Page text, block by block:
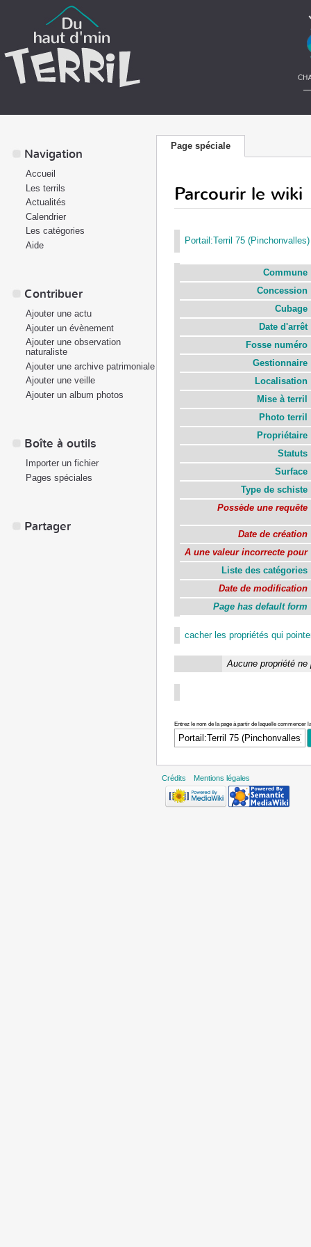
Page spéciale
Parcourir le wiki
Portail:Terril 75 (Pinchonvalles)
Commune
Concession
Cubage
Date d'arrêt
Fosse numéro
Gestionnaire
Localisation
Mise à terril
Photo terril
Propriétaire
Statuts
Surface
Type de schiste
Possède une requête
Date de création
A une valeur incorrecte pour
Liste des catégories
Date de modification
Page has default form
cacher les propriétés qui
Aucune propriété
Entrez le nom de la page à partir de laquelle commencer
Navigation
Accueil
Les terrils
Actualités
Calendrier
Les catégories
Aide
Contribuer
Ajouter une actu
Ajouter un évènement
Ajouter une observation
naturaliste
Ajouter une archive patrimoniale
Ajouter une veille
Ajouter un album photos
Boîte à outils
Importer un fichier
Pages spéciales
Partager
Crédits Mentions légales